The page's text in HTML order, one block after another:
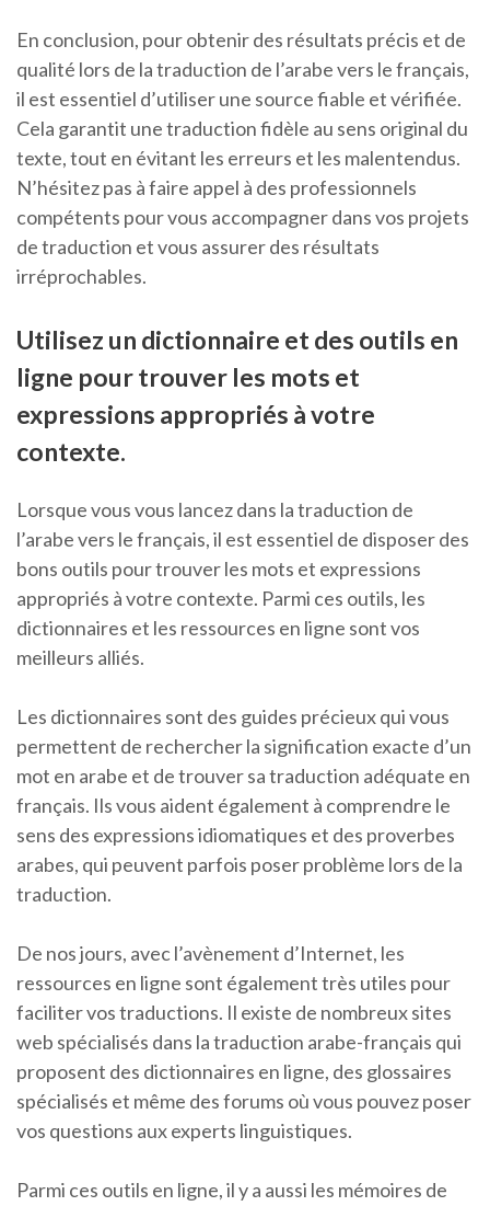
En conclusion, pour obtenir des résultats précis et de
qualité lors de la traduction de l’arabe vers le français,
il est essentiel d’utiliser une source fiable et vérifiée.
Cela garantit une traduction fidèle au sens original du
texte, tout en évitant les erreurs et les malentendus.
N’hésitez pas à faire appel à des professionnels
compétents pour vous accompagner dans vos projets
de traduction et vous assurer des résultats
irréprochables.
Utilisez un dictionnaire et des outils en
ligne pour trouver les mots et
expressions appropriés à votre
contexte.
Lorsque vous vous lancez dans la traduction de
l’arabe vers le français, il est essentiel de disposer des
bons outils pour trouver les mots et expressions
appropriés à votre contexte. Parmi ces outils, les
dictionnaires et les ressources en ligne sont vos
meilleurs alliés.
Les dictionnaires sont des guides précieux qui vous
permettent de rechercher la signification exacte d’un
mot en arabe et de trouver sa traduction adéquate en
français. Ils vous aident également à comprendre le
sens des expressions idiomatiques et des proverbes
arabes, qui peuvent parfois poser problème lors de la
traduction.
De nos jours, avec l’avènement d’Internet, les
ressources en ligne sont également très utiles pour
faciliter vos traductions. Il existe de nombreux sites
web spécialisés dans la traduction arabe-français qui
proposent des dictionnaires en ligne, des glossaires
spécialisés et même des forums où vous pouvez poser
vos questions aux experts linguistiques.
Parmi ces outils en ligne, il y a aussi les mémoires de